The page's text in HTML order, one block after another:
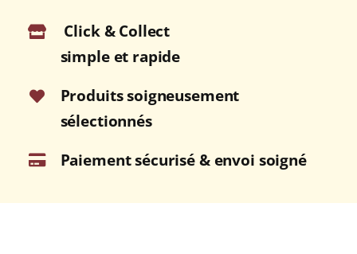
Click & Collect
simple et rapide
Produits soigneusement
sélectionnés
Paiement sécurisé & envoi soigné